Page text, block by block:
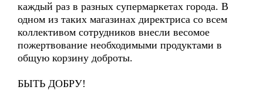
каждый раз в разных супермаркетах города. В
одном из таких магазинах директриса со всем
коллективом сотрудников внесли весомое
пожертвование необходимыми продуктами в
общую корзину доброты.
БЫТЬ ДОБРУ!